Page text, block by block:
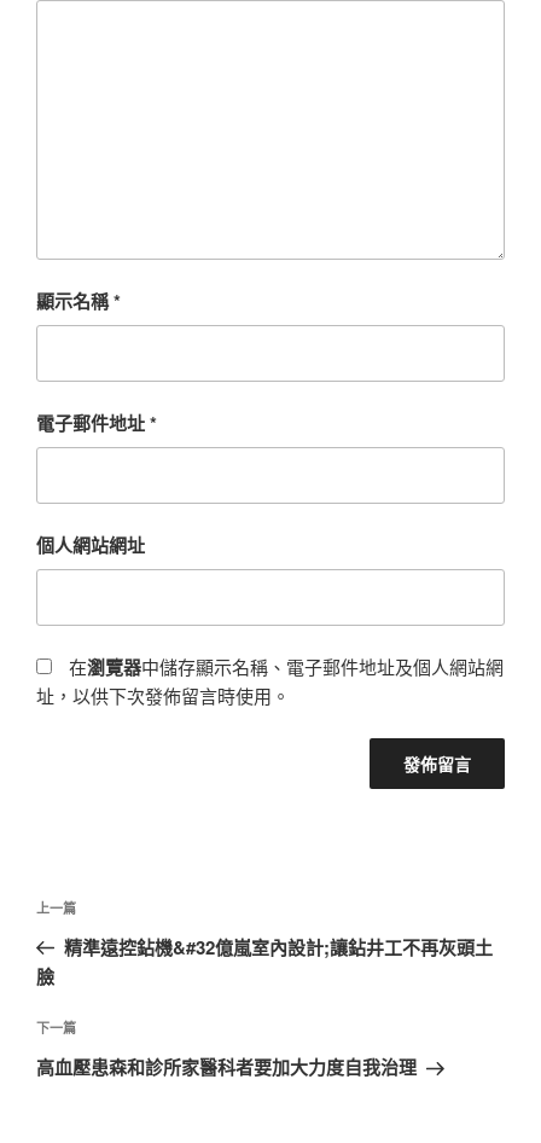
顯示名稱*
電子郵件地址*
個人網站網址
在瀏覽器中儲存顯示名稱、電子郵件地址及個人網站網
址，以供下次發佈留言時使用。
文
導
覽
上
一
篇
章
上一篇
精準遠控鉆機&#32億嵐室內設計;讓鉆井工不再灰頭土
臉
下
一
下一篇
高血壓患森和診所家醫科者要加大力度自我治理